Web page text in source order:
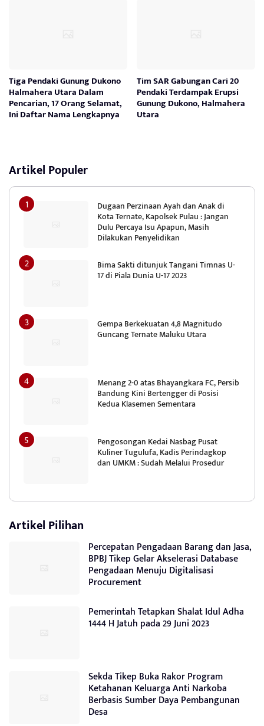
Tiga Pendaki Gunung Dukono
Halmahera Utara Dalam
Pencarian, 17 Orang Selamat,
Ini Daftar Nama Lengkapnya
Tim SAR Gabungan Cari 20
Pendaki Terdampak Erupsi
Gunung Dukono, Halmahera
Utara
Artikel Populer
Dugaan Perzinaan Ayah dan Anak di
Kota Ternate, Kapolsek Pulau : Jangan
Dulu Percaya Isu Apapun, Masih
Dilakukan Penyelidikan
Bima Sakti ditunjuk Tangani Timnas U-
17 di Piala Dunia U-17 2023
Gempa Berkekuatan 4,8 Magnitudo
Guncang Ternate Maluku Utara
Menang 2-0 atas Bhayangkara FC, Persib
Bandung Kini Bertengger di Posisi
Kedua Klasemen Sementara
Pengosongan Kedai Nasbag Pusat
Kuliner Tugulufa, Kadis Perindagkop
dan UMKM : Sudah Melalui Prosedur
Artikel Pilihan
Percepatan Pengadaan Barang dan Jasa,
BPBJ Tikep Gelar Akselerasi Database
Pengadaan Menuju Digitalisasi
Procurement
Pemerintah Tetapkan Shalat Idul Adha
1444 H Jatuh pada 29 Juni 2023
Sekda Tikep Buka Rakor Program
Ketahanan Keluarga Anti Narkoba
Berbasis Sumber Daya Pembangunan
Desa